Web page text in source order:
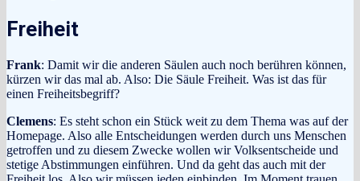
Freiheit
Frank: Damit wir die anderen Säulen auch noch berühren können,
kürzen wir das mal ab. Also: Die Säule Freiheit. Was ist das für
einen Freiheitsbegriff?
Clemens: Es steht schon ein Stück weit zu dem Thema was auf der
Homepage. Also alle Entscheidungen werden durch uns Menschen
getroffen und zu diesem Zwecke wollen wir Volksentscheide und
stetige Abstimmungen einführen. Und da geht das auch mit der